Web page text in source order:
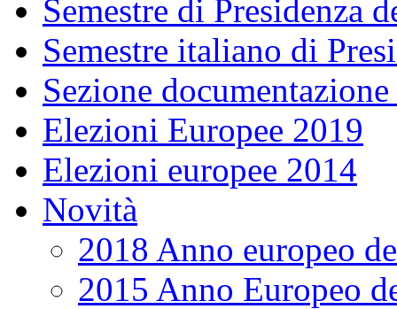
Semestre di Presidenza
Semestre italiano di
Sezione
Elezioni Europee 2019
Elezioni europee 2014
Novità
2018 Anno europeo
2015 Anno Europeo